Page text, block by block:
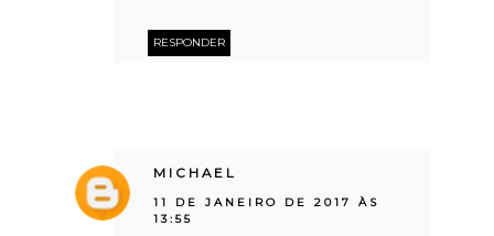
RESPONDER
MICHAEL
11 DE JANEIRO DE 2017 ÀS
13:55